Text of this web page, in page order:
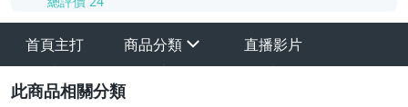
首頁主打 商品分類
其它
直播影片